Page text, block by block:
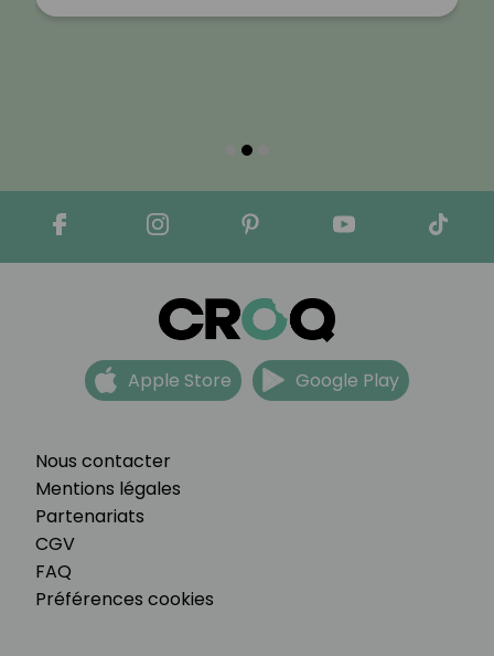
Nous contacter
Mentions légales
Partenariats
CGV
FAQ
Préférences cookies
Apple Store Google Play